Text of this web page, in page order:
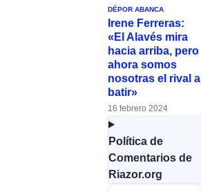
DÉPOR ABANCA
Irene Ferreras:
«El Alavés mira
hacia arriba, pero
ahora somos
nosotras el rival a
batir»
16 febrero 2024
Política de
Comentarios de
Riazor.org